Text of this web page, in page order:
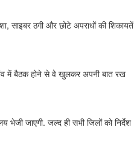
साइबर ठगी और छोटे अपराधों की शिकायतें
में बैठक होने से वे खुलकर अपनी बात रख
जाएगी. जल्द ही सभी जिलों को निर्देश